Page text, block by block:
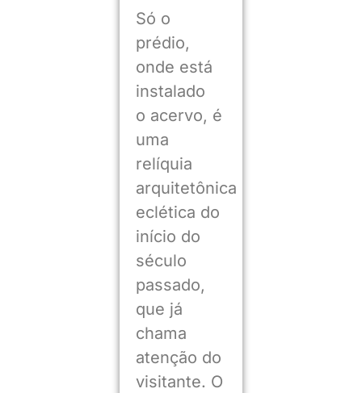
Só o
prédio,
onde está
instalado
o acervo, é
uma
relíquia
arquitetônica
eclética do
início do
século
passado,
que já
chama
atenção do
visitante. O